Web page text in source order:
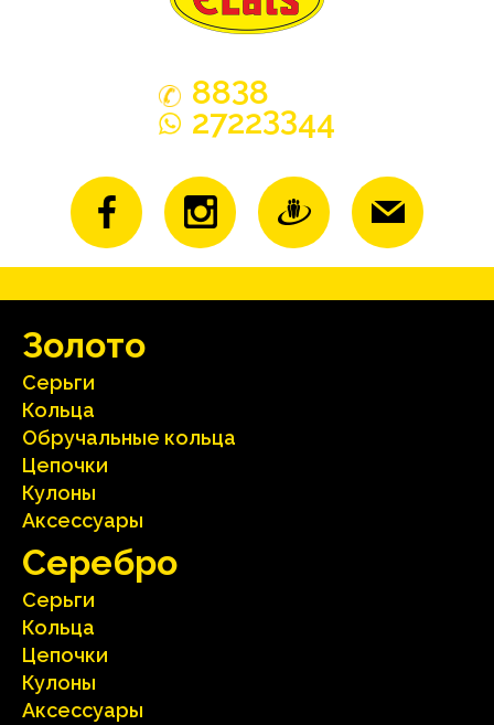
8838
27223344
Зoлoтo
Серьги
Кольца
Oбручальные кольца
Цепочки
Кулоны
Аксесcуары
Серебрo
Серьги
Кольца
Цепочки
Кулоны
Аксесcуары